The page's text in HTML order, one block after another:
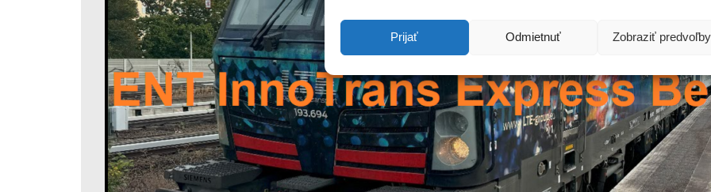
Prijať Odmietnuť Zobraziť predvoľby